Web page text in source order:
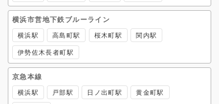
横浜市営地下鉄ブルーライン
横浜駅 高島町駅 桜木町駅 関内駅
伊勢佐木長者町駅
京急本線
横浜駅 戸部駅 日ノ出町駅 黄金町駅